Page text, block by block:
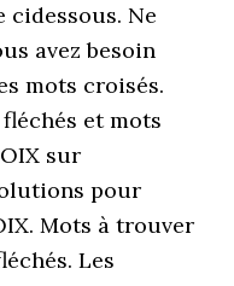
Ne
avez besoin
mots croisés.
et mots
sur
pour
Mots à trouver
Les